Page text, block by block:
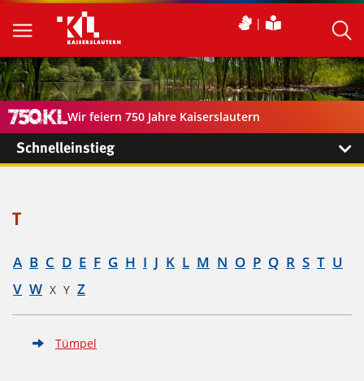
Wir feiern 750 Jahre Kaiserslautern
Schnelleinstieg
T
A B C D E F G H I J K L M N O P Q R S T U
V W X Y Z
Tümpel